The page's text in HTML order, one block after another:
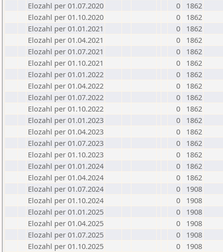
Elozahl per 01.07.2020
0
1862
Elozahl per 01.10.2020
0
1862
Elozahl per 01.01.2021
0
1862
Elozahl per 01.04.2021
0
1862
Elozahl per 01.07.2021
0
1862
Elozahl per 01.10.2021
0
1862
Elozahl per 01.01.2022
0
1862
Elozahl per 01.04.2022
0
1862
Elozahl per 01.07.2022
0
1862
Elozahl per 01.10.2022
0
1862
Elozahl per 01.01.2023
0
1862
Elozahl per 01.04.2023
0
1862
Elozahl per 01.07.2023
0
1862
Elozahl per 01.10.2023
0
1862
Elozahl per 01.01.2024
0
1862
Elozahl per 01.04.2024
0
1862
Elozahl per 01.07.2024
0
1908
Elozahl per 01.10.2024
0
1908
Elozahl per 01.01.2025
0
1908
Elozahl per 01.04.2025
0
1908
Elozahl per 01.07.2025
0
1908
Elozahl per 01.10.2025
0
1908